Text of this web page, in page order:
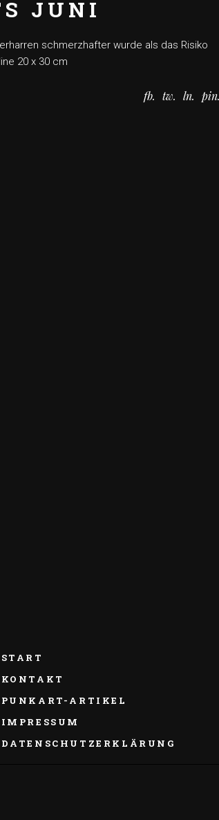
JUNI
schmerzhafter wurde als das Risiko
20 x 30 cm
fb tw ln pin
START
KONTAKT
PUNKART-ARTIKEL
IMPRESSUM
DATENSCHUTZERKLÄRUNG